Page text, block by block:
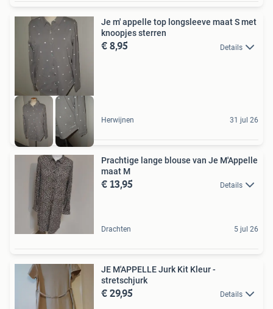
Je m' appelle top longsleeve maat S met
knoopjes sterren
€ 8,95 Details
Herwijnen 31 jul 26
Prachtige lange blouse van Je M'Appelle
maat M
€ 13,95 Details
Drachten 5 jul 26
JE M'APPELLE Jurk Kit Kleur -
stretschjurk
€ 29,95 Details